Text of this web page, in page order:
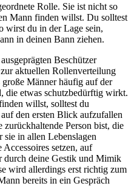
Rolle. Sie ist nicht so
Mann finden willst. Du solltest
wirst du in der Lage sein,
in deinen Bann ziehen.
Beschützer
aktuellen Rollenverteilung
große Männer häufig auf der
die etwas schutzbedürftig wirkt.
willst, solltest du
den ersten Blick aufzufallen
Person bist, die
in allen Lebenslagen
setzen, auf
durch deine Gestik und Mimik
wird allerdings erst richtig zum
bereits in ein Gespräch